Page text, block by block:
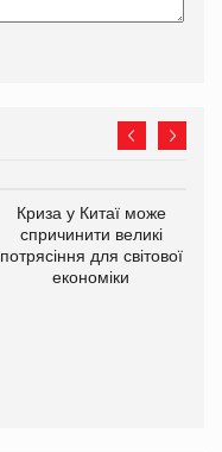
Криза у Китаї може
спричинити великі
потрясіння для світової
економіки